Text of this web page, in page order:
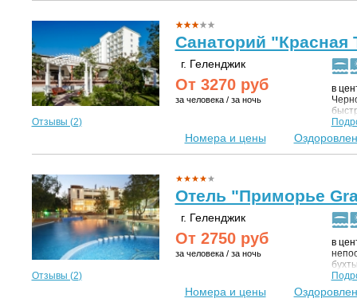
Отзывы (2)
Санаторий "Красная
г. Геленджик
От 3270руб
за человека / за ночь
в
Номера и цены
Отзывы (2)
Отель "Приморье
г. Геленджик
От 2750руб
за человека / за ночь
в
Номера и цены